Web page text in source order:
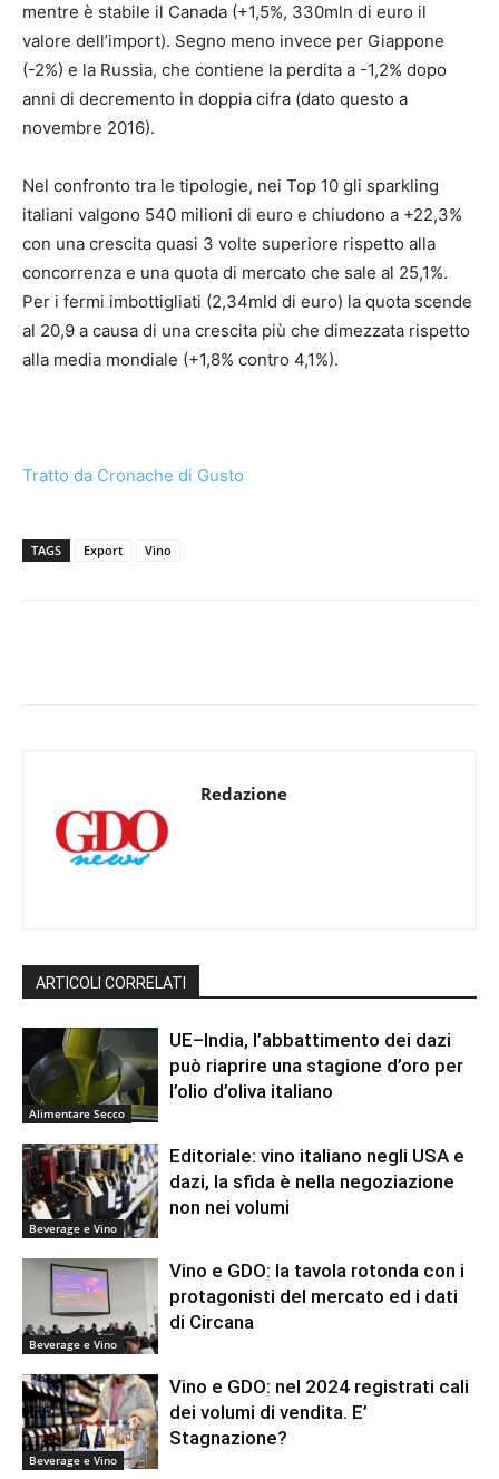
mentre è stabile il Canada (+1,5%, 330mln di euro il
valore dell’import). Segno meno invece per Giappone
(-2%) e la Russia, che contiene la perdita a -1,2% dopo
anni di decremento in doppia cifra (dato questo a
novembre 2016).
Nel confronto tra le tipologie, nei Top 10 gli sparkling
italiani valgono 540 milioni di euro e chiudono a +22,3%
con una crescita quasi 3 volte superiore rispetto alla
concorrenza e una quota di mercato che sale al 25,1%.
Per i fermi imbottigliati (2,34mld di euro) la quota scende
al 20,9 a causa di una crescita più che dimezzata rispetto
alla media mondiale (+1,8% contro 4,1%).
Tratto da Cronache di Gusto
TAGS Export Vino
Redazione
ARTICOLI CORRELATI
Alimentare Secco
UE–India, l’abbattimento dei dazi
può riaprire una stagione d’oro per
l’olio d’oliva italiano
Beverage e Vino
Editoriale: vino italiano negli USA e
dazi, la sfida è nella negoziazione
non nei volumi
Beverage e Vino
Vino e GDO: la tavola rotonda con i
protagonisti del mercato ed i dati
di Circana
Beverage e Vino
Vino e GDO: nel 2024 registrati cali
dei volumi di vendita. E’
Stagnazione?